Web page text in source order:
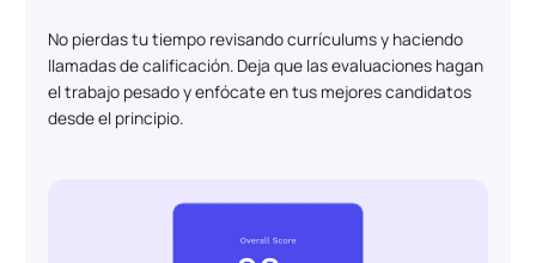
No pierdas tu tiempo revisando currículums y haciendo
llamadas de calificación. Deja que las evaluaciones hagan
el trabajo pesado y enfócate en tus mejores candidatos
desde el principio.